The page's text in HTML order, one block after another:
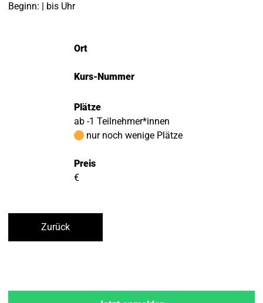
Beginn: | bis Uhr
Ort
Kurs-Nummer
Plätze
ab -1 Teilnehmer*innen
nur noch wenige Plätze
Preis
€
Zurück